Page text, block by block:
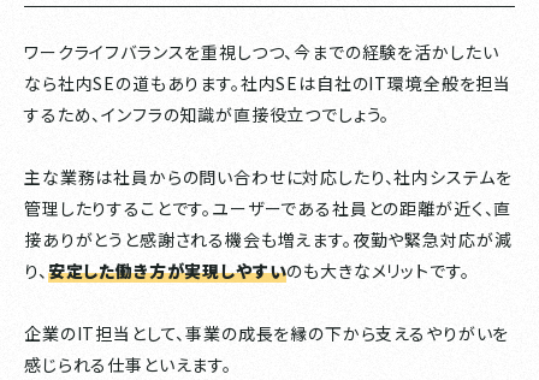
ワークライフバランスを重視しつつ、今までの経験を活かしたい
なら社内SEの道もあります。社内SEは自社のIT環境全般を担当
するため、インフラの知識が直接役立つでしょう。
主な業務は社員からの問い合わせに対応したり、社内システムを
管理したりすることです。ユーザーである社員との距離が近く、直
接ありがとうと感謝される機会も増えます。夜勤や緊急対応が減
り、安定した働き方が実現しやすいのも大きなメリットです。
企業のIT担当として、事業の成長を縁の下から支えるやりがいを
感じられる仕事といえます。